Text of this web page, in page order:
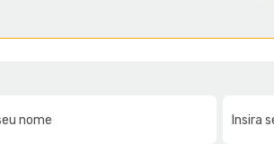
MAIS SOBRE A LUCAS HOME